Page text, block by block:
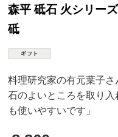
森平 砥石 火シリー
砥
料理研究家の有元葉子
石のよいところを取り
も使いやすいです」